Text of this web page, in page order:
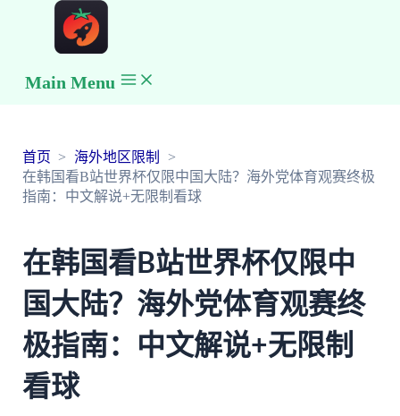
Main Menu
首页
海外地区限制
在韩国看B站世界杯仅限中国大陆？海外党体育观赛终极
指南：中文解说+无限制看球
在韩国看B站世界杯仅限中
国大陆？海外党体育观赛终
极指南：中文解说+无限制
看球